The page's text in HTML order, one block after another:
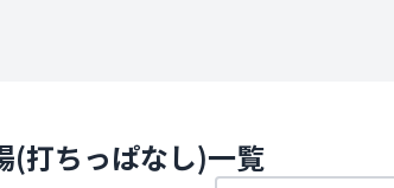
(打ちっぱなし)一覧